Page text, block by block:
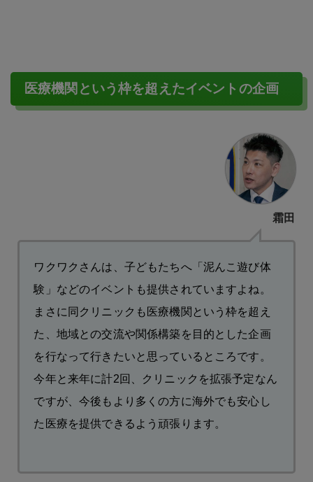
医療機関という枠を超えたイベントの企画
霜田
ワクワクさんは、子どもたちへ「泥んこ遊び体
験」などのイベントも提供されていますよね。
まさに同クリニックも医療機関という枠を超え
た、地域との交流や関係構築を目的とした企画
を行なって行きたいと思っているところです。
今年と来年に計2回、クリニックを拡張予定なん
ですが、今後もより多くの方に海外でも安心し
た医療を提供できるよう頑張ります。